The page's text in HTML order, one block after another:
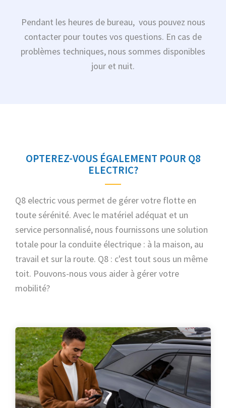
Pendant les heures de bureau, vous pouvez nous
contacter pour toutes vos questions. En cas de
problèmes techniques, nous sommes disponibles
jour et nuit.
OPTEREZ-VOUS ÉGALEMENT POUR Q8
ELECTRIC?
Q8 electric vous permet de gérer votre flotte en
toute sérénité. Avec le matériel adéquat et un
service personnalisé, nous fournissons une solution
totale pour la conduite électrique : à la maison, au
travail et sur la route. Q8 : c'est tout sous un même
toit. Pouvons-nous vous aider à gérer votre
mobilité?